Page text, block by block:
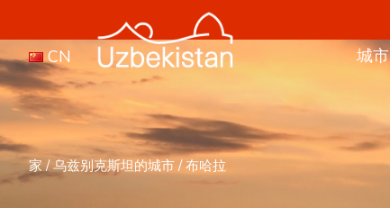
城市
CN
家 / 乌兹别克斯坦的城市 / 布哈拉